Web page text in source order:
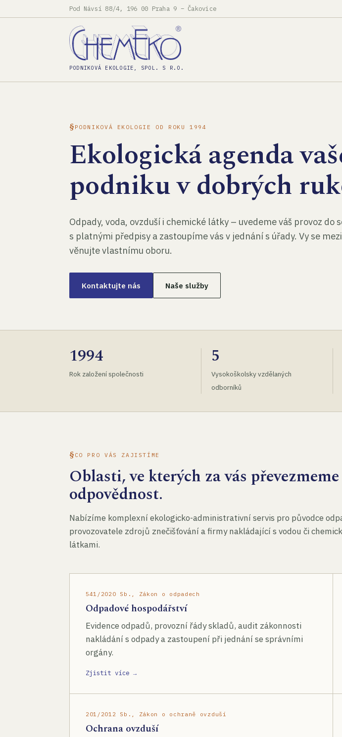
Pod Návsí 88/4, 196 00 Praha 9 – Čakovice
PODNIKOVÁ EKOLOGIE, SPOL. S R.O.
PODNIKOVÁ EKOLOGIE OD ROKU 1994
Ekologická agenda
podniku v dobrých
Odpady, voda, ovzduší i chemické látky – uvedeme váš provoz do
s platnými předpisy a zastoupíme vás v jednání s úřady. Vy se
věnujte vlastnímu oboru.
Kontaktujte nás Naše služby
1994
Rok založení společnosti
5
Vysokoškolsky vzdělaných
odborníků
CO PRO VÁS ZAJISTÍME
Oblasti, ve kterých za vás převezmeme
odpovědnost.
Nabízíme komplexní ekologicko-administrativní servis pro původce
provozovatele zdrojů znečišťování a firmy nakládající s vodou či
látkami.
541/2020 Sb., Zákon o odpadech
Odpadové hospodářství
Evidence odpadů, provozní řády skladů, audit zákonnosti
nakládání s odpady a zastoupení při jednání se správními
orgány.
Zjistit více →
201/2012 Sb., Zákon o ochraně ovzduší
Ochrana ovzduší